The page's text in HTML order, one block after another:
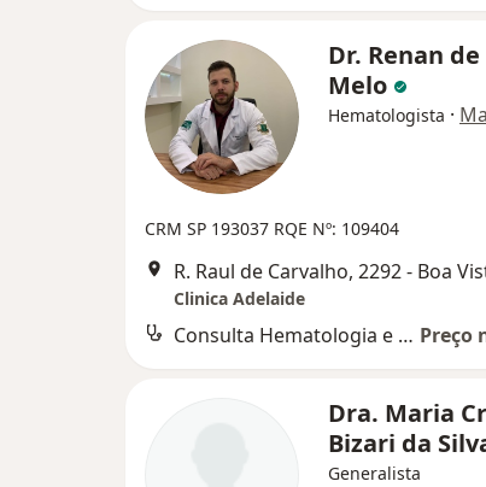
Dr. Renan de
Melo
Hematologista ·
CRM SP 193037 RQE Nº: 109404
Clinica Adelaide
Consulta Hematologia e Hemoterapia Preço
Dra. Maria
Bizari da
Generalista